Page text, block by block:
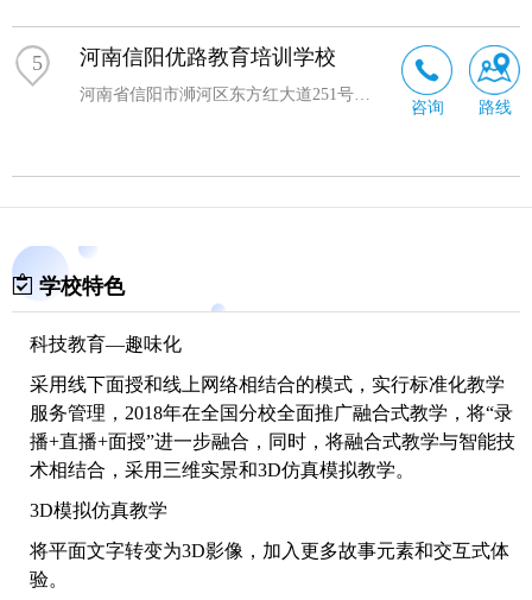
5 河南信阳优路教育培训学校
咨询 路线
学校特色
科技教育—趣味化
采用线下面授和线上网络相结合的模式，实行标准化教学
服务管理，2018年在全国分校全面推广融合式教学，将“录
播+直播+面授”进一步融合，同时，将融合式教学与智能技
术相结合，采用三维实景和3D仿真模拟教学。
3D模拟仿真教学
将平面文字转变为3D影像，加入更多故事元素和交互式体
验。